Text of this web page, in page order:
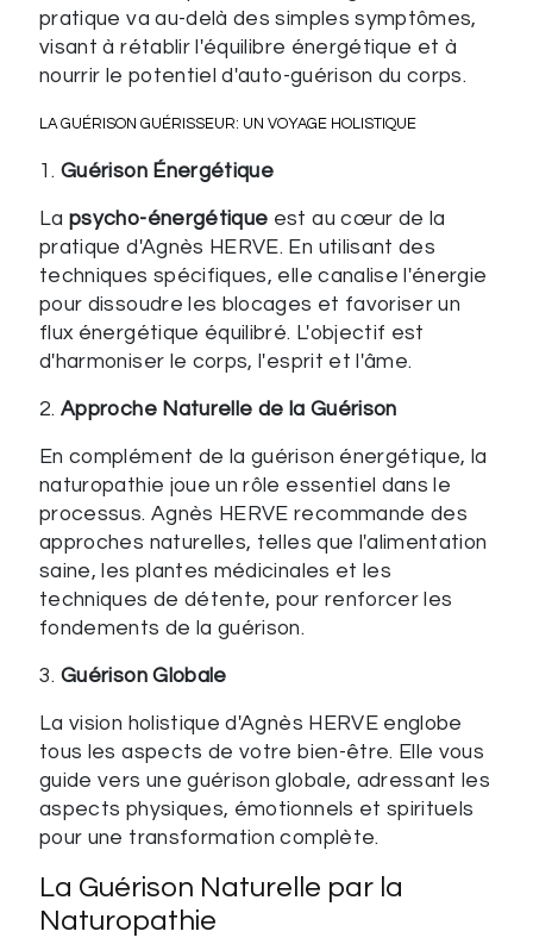
pratique va au-delà des simples symptômes,
visant à rétablir l'équilibre énergétique et à
nourrir le potentiel d'auto-guérison du corps.
LA GUÉRISON GUÉRISSEUR: UN VOYAGE HOLISTIQUE
1.Guérison Énergétique
Lapsycho-énergétique est au cœur de la
pratique d'Agnès HERVE. En utilisant des
techniques spécifiques, elle canalise l'énergie
pour dissoudre les blocages et favoriser un
flux énergétique équilibré. L'objectif est
d'harmoniser le corps, l'esprit et l'âme.
2.Approche Naturelle de la Guérison
En complément de la guérison énergétique, la
naturopathie joue un rôle essentiel dans le
processus. Agnès HERVE recommande des
approches naturelles, telles que l'alimentation
saine, les plantes médicinales et les
techniques de détente, pour renforcer les
fondements de la guérison.
3.Guérison Globale
La vision holistique d'Agnès HERVE englobe
tous les aspects de votre bien-être. Elle vous
guide vers une guérison globale, adressant les
aspects physiques, émotionnels et spirituels
pour une transformation complète.
La Guérison Naturelle par la
Naturopathie